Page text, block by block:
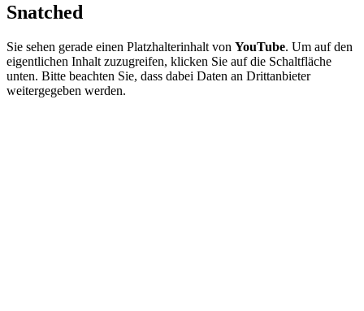
Snatched
Sie sehen gerade einen Platzhalterinhalt von YouTube. Um auf den
eigentlichen Inhalt zuzugreifen, klicken Sie auf die Schaltfläche
unten. Bitte beachten Sie, dass dabei Daten an Drittanbieter
weitergegeben werden.